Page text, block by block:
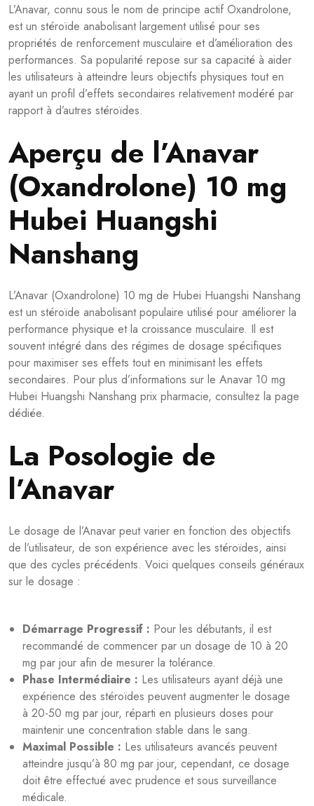
L’Anavar, connu sous le nom de principe actif Oxandrolone,
est un stéroïde anabolisant largement utilisé pour ses
propriétés de renforcement musculaire et d’amélioration des
performances. Sa popularité repose sur sa capacité à aider
les utilisateurs à atteindre leurs objectifs physiques tout en
ayant un profil d’effets secondaires relativement modéré par
rapport à d’autres stéroïdes.
Aperçu de l’Anavar
(Oxandrolone) 10 mg
Hubei Huangshi
Nanshang
L’Anavar (Oxandrolone) 10 mg de Hubei Huangshi Nanshang
est un stéroïde anabolisant populaire utilisé pour améliorer la
performance physique et la croissance musculaire. Il est
souvent intégré dans des régimes de dosage spécifiques
pour maximiser ses effets tout en minimisant les effets
secondaires. Pour plus d’informations sur le Anavar 10 mg
Hubei Huangshi Nanshang prix pharmacie, consultez la page
dédiée.
La Posologie de
l’Anavar
Le dosage de l’Anavar peut varier en fonction des objectifs
de l’utilisateur, de son expérience avec les stéroïdes, ainsi
que des cycles précédents. Voici quelques conseils généraux
sur le dosage :
Démarrage Progressif : Pour les débutants, il est
recommandé de commencer par un dosage de 10 à 20
mg par jour afin de mesurer la tolérance.
Phase Intermédiaire : Les utilisateurs ayant déjà une
expérience des stéroïdes peuvent augmenter le dosage
à 20-50 mg par jour, réparti en plusieurs doses pour
maintenir une concentration stable dans le sang.
Maximal Possible : Les utilisateurs avancés peuvent
atteindre jusqu’à 80 mg par jour, cependant, ce dosage
doit être effectué avec prudence et sous surveillance
médicale.